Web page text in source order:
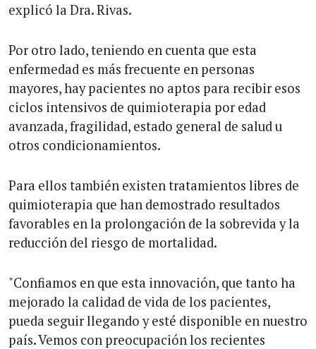
explicó la Dra. Rivas.
Por otro lado, teniendo en cuenta que esta
enfermedad es más frecuente en personas
mayores, hay pacientes no aptos para recibir esos
ciclos intensivos de quimioterapia por edad
avanzada, fragilidad, estado general de salud u
otros condicionamientos.
Para ellos también existen tratamientos libres de
quimioterapia que han demostrado resultados
favorables en la prolongación de la sobrevida y la
reducción del riesgo de mortalidad.
"Confiamos en que esta innovación, que tanto ha
mejorado la calidad de vida de los pacientes,
pueda seguir llegando y esté disponible en nuestro
país. Vemos con preocupación los recientes